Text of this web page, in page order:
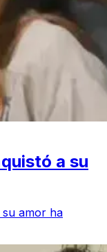
a su
su amor ha